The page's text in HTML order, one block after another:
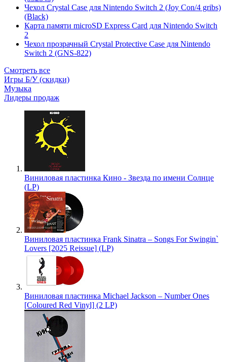
Чехол Сrystal Сase для Nintendo Switch 2 (Joy Con/4 gribs)
(Black)
Карта памяти microSD Express Card для Nintendo Switch
2
Чехол прозрачный Crystal Protective Case для Nintendo
Switch 2 (GNS-822)
Смотреть все
Игры Б/У (скидки)
Музыка
Лидеры продаж
Виниловая пластинка Кино - Звезда по имени Солнце
(LP)
Виниловая пластинка Frank Sinatra – Songs For Swingin`
Lovers [2025 Reissue] (LP)
Виниловая пластинка Michael Jackson – Number Ones
[Coloured Red Vinyl] (2 LP)